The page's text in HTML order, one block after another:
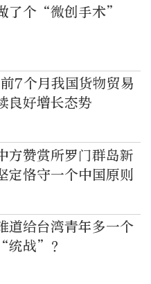
了个“微创手术”
7个月我国货物贸易
良好增长态势
方赞赏所罗门群岛新
定恪守一个中国原则
道给台湾青年多一个
统战”？